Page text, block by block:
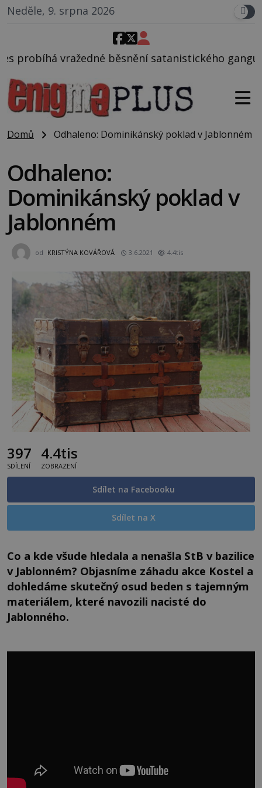
Neděle, 9. srpna 2026
satanistického gangu vedeného Charlesem
Domů Odhaleno: Dominikánský poklad v Jablonném
Odhaleno:
Dominikánský poklad v
Jablonném
od KRISTÝNA KOVÁŘOVÁ 3.6.2021 4.4tis
397
SDÍLENÍ
4.4tis
ZOBRAZENÍ
Sdílet na Facebooku
Sdílet na X
Co a kde všude hledala a nenašla StB v bazilice
v Jablonném? Objasníme záhadu akce Kostel a
dohledáme skutečný osud beden s tajemným
materiálem, které navozili nacisté do
Jablonného.